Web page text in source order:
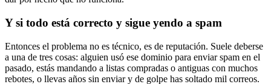
Y si todo está correcto y sigue yendo a spam
Entonces el problema no es técnico, es de reputación. Suele deberse
a una de tres cosas: alguien usó ese dominio para enviar spam en el
pasado, estás mandando a listas compradas o antiguas con muchos
rebotes, o llevas años sin enviar y de golpe has soltado mil correos.